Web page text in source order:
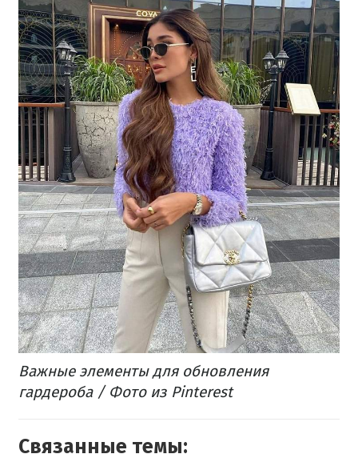
Важные элементы для обновления
гардероба / Фото из Pinterest
Связанные темы: